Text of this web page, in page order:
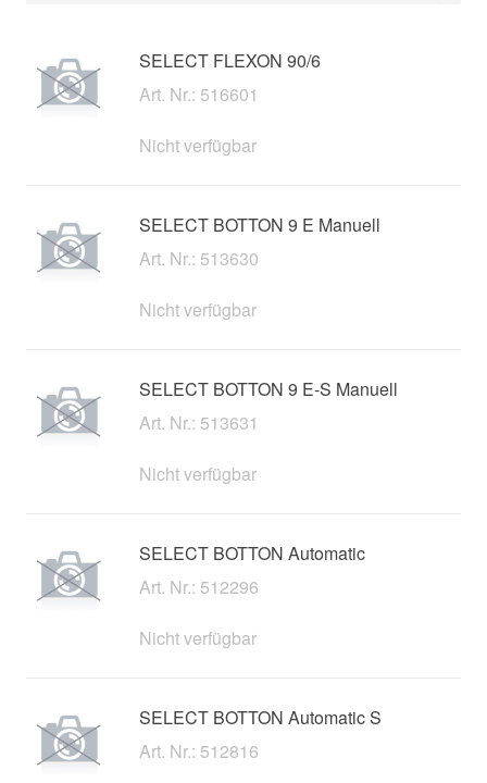
SELECT FLEXON 90/6
Art. Nr.: 516601
Nicht verfügbar
SELECT BOTTON 9 E Manuell
Art. Nr.: 513630
Nicht verfügbar
SELECT BOTTON 9 E-S Manuell
Art. Nr.: 513631
Nicht verfügbar
SELECT BOTTON Automatic
Art. Nr.: 512296
Nicht verfügbar
SELECT BOTTON Automatic S
Art. Nr.: 512816